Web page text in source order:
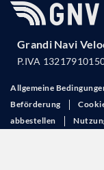
Grandi Navi
P.IVA
Allgemeine
Beförderung
abbestellen